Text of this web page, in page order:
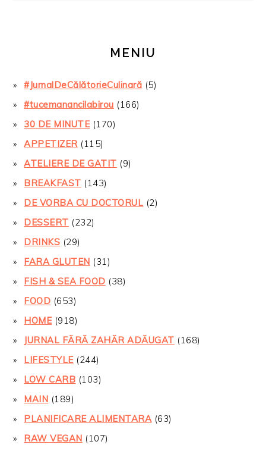
MENIU
#JurnalDeCălătorieCulinară (5)
#tucemanancilabirou (166)
30 DE MINUTE(170)
APPETIZER(115)
ATELIERE DE GATIT (9)
BREAKFAST (143)
DE VORBA CU DOCTORUL (2)
DESSERT (232)
DRINKS (29)
FARA GLUTEN (31)
FISH & SEA FOOD (38)
FOOD (653)
HOME(918)
JURNAL FĂRĂ ZAHĂR ADĂUGAT (168)
LIFESTYLE(244)
LOW CARB (103)
MAIN (189)
PLANIFICARE ALIMENTARA(63)
RAW VEGAN (107)